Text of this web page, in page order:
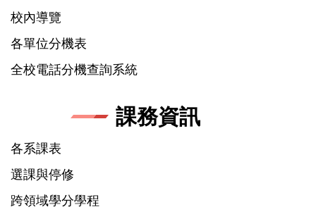
校內導覽
各單位分機表
全校電話分機查詢系統
課務資訊
各系課表
選課與停修
跨領域學分學程